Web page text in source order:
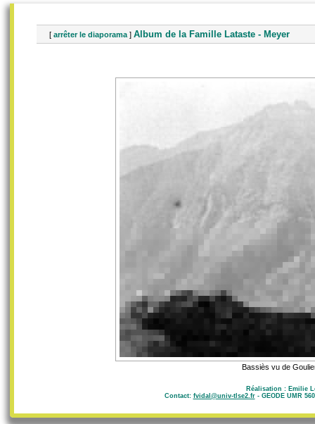
[ arrêter le diaporama ] Album de la Famille Lataste - Meyer
Bassiès vu de
Réalisation : Emilie
Contact: fvidal@univ-tlse2.fr- GEODE UMR